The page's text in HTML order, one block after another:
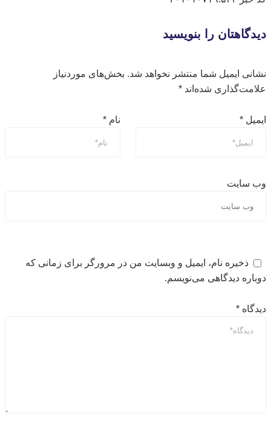
دیدگاهتان را بنویسید
نشانی ایمیل شما منتشر نخواهد شد. بخش‌های موردنیاز
علامت‌گذاری شده‌اند *
نام * ایمیل *
وب‌ سایت
ذخیره نام، ایمیل و وبسایت من در مرورگر برای زمانی که
دوباره دیدگاهی می‌نویسم.
دیدگاه *